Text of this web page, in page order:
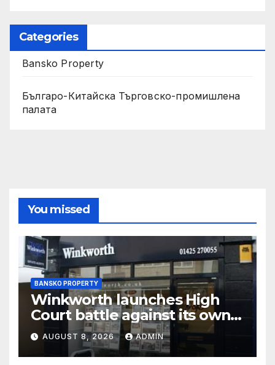
Categories
Bansko Property
Българо-Китайска Търговско-промишлена
палaта
You missed
BANSKO PROPERTY
Winkworth launches High
Court battle against its own
chair
AUGUST 8, 2026 ADMIN